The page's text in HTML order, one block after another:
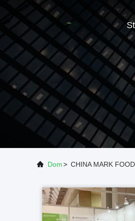
Dom> CHINA MARK